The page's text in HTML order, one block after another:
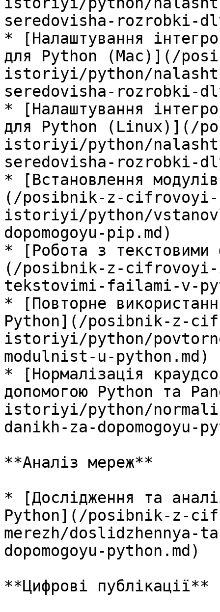
seredovisha-rozrobki-
* [Налаштування
для Python (Mac)](/
istoriyi/python/
seredovisha-rozrobki-
* [Налаштування
для Python (Linux)](/
istoriyi/python/
seredovisha-rozrobki-
* [Встановлення
(/posibnik-z-cifrovoyi-
istoriyi/python/
dopomogoyu-pip.md)
* [Робота з текстовими
(/posibnik-z-
tekstovimi-failami-v-
* [Повторне
Python](/posibnik-z-
istoriyi/python/
modulnist-u-python.md)
* [Нормалізація
допомогою Python та
istoriyi/python/
danikh-za-dopomogoyu-
**Аналіз мереж**
* [Дослідження та
Python](/posibnik-z-
merezh/doslidzhennya-
dopomogoyu-python.md)
**Цифрові публікації**